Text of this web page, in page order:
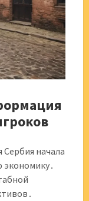
Сербия начала